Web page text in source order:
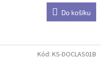
Do košíku
Kód: KS-DOCLAS01B